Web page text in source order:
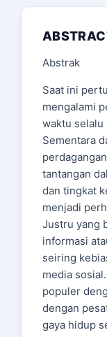
Abstrak
Saat ini
mengalami
waktu selalu
Sementara
perdagangan
tantangan
dan tingkat
menjadi
Justru yang
informasi
seiring
media
populer
dengan
gaya hidup